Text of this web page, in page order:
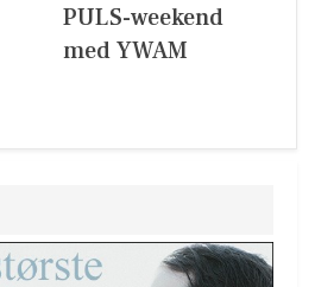
PULS-weekend
med YWAM